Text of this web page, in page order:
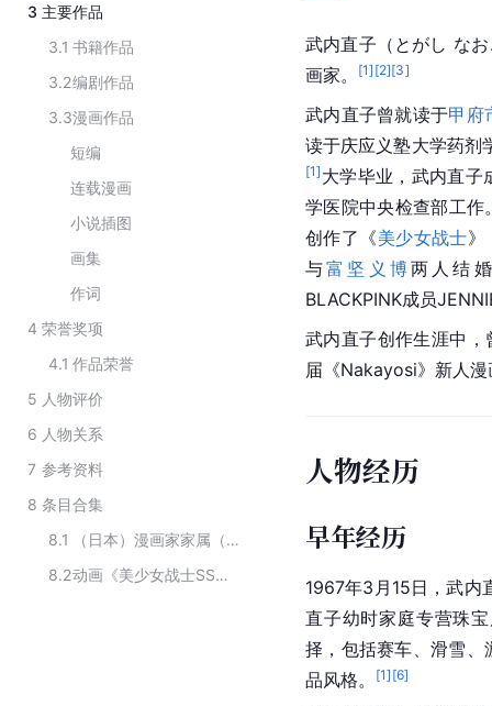
3 主要作品
3.1 书籍作品
3.2编剧作品
3.3漫画作品
短编
连载漫画
小说插图
画集
作词
4 荣誉奖项
4.1 作品荣誉
5 人物评价
6 人物关系
7 参考资料
8 条目合集
8.1
（日本）漫画家家属（含离异）
8.2
动画《美少女战士SS特别篇》主要演职员
武内直子（とがし な
画家。
[1] [2][3]
武内直子曾就读于甲府
读于庆应义塾大学药剂
[1] 大学毕业，武内直子
学医院中央检查部工作
创作了《美少女战士》
与富坚义博两人结
BLACKPINK成员
武内直子创作生涯中
届《Nakayosi》新人漫
人物经历
早年经历
1967年3月15日，武内
直子幼时家庭专营珠
择，包括赛车、滑雪
品风格。
[1] [6]